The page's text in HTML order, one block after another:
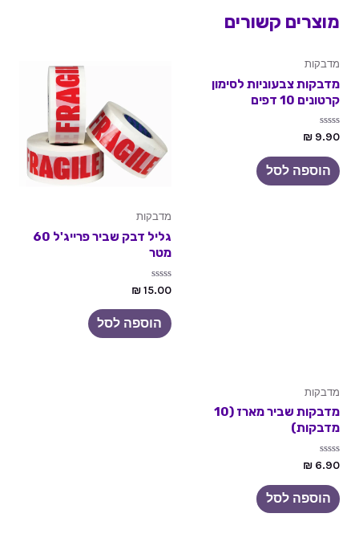
מוצרים קשורים
מדבקות
מדבקות צבעוניות לסימון
קרטונים 10 דפים
דורג
מתוך
5
₪ 9.90
הוספה לסל
מדבקות
גליל דבק שביר פרייג'ל 60
מטר
דורג
מתוך
5
₪15.00
הוספה לסל
מדבקות
מדבקות שביר מארז (10
מדבקות)
דורג
מתוך
5
₪ 6.90
הוספה לסל